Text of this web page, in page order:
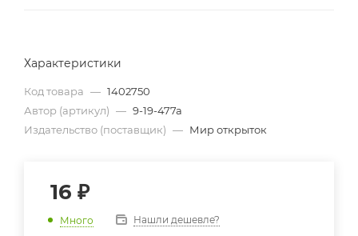
Характеристики
Код товара — 1402750
Автор (артикул) — 9-19-477а
Издательство (поставщик) — Мир открыток
16 ₽
Много Нашли дешевле?